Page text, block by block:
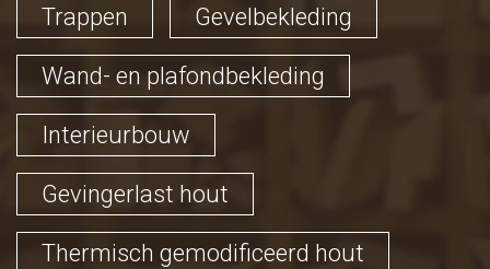
Trappen Gevelbekleding
Wand- en plafondbekleding
Interieurbouw
Gevingerlast hout
Thermisch gemodificeerd hout